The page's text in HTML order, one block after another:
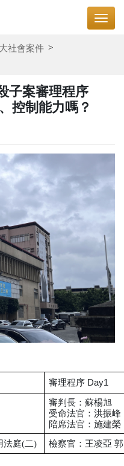
社會案件
子案審理程序
控制能力嗎？
審理程序 Day1
審判長：蘇楊旭
受命法官：洪振峰
陪席法官：施建榮
法庭(二)
檢察官： 王凌亞